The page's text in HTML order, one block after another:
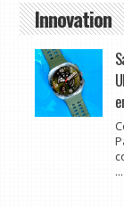
Innovation
...